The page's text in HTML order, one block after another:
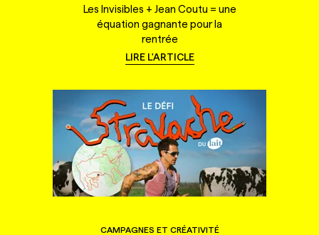
Les Invisibles + Jean Coutu = une
équation gagnante pour la
rentrée
LIRE L'ARTICLE
CAMPAGNES ET CRÉATIVITÉ